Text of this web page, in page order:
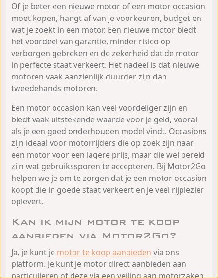
Of je beter een nieuwe motor of een motor occasion
moet kopen, hangt af van je voorkeuren, budget en
wat je zoekt in een motor. Een nieuwe motor biedt
het voordeel van garantie, minder risico op
verborgen gebreken en de zekerheid dat de motor
in perfecte staat verkeert. Het nadeel is dat nieuwe
motoren vaak aanzienlijk duurder zijn dan
tweedehands motoren.
Een motor occasion kan veel voordeliger zijn en
biedt vaak uitstekende waarde voor je geld, vooral
als je een goed onderhouden model vindt. Occasions
zijn ideaal voor motorrijders die op zoek zijn naar
een motor voor een lagere prijs, maar die wel bereid
zijn wat gebruikssporen te accepteren. Bij Motor2Go
helpen we je om te zorgen dat je een motor occasion
koopt die in goede staat verkeert en je veel rijplezier
oplevert.
Kan ik mijn motor te koop
aanbieden via Motor2Go?
Ja, je kunt je motor te koop aanbieden via ons
platform. Je kunt je motor direct aanbieden aan
particulieren of deze via een veiling aan motorzaken